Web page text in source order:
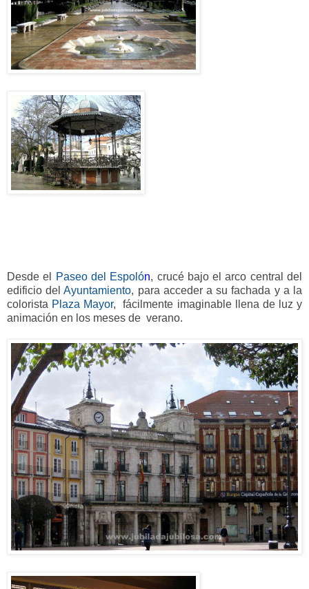
Desde el Paseo del Espolón, crucé bajo el arco central del
edificio del Ayuntamiento, para acceder a su fachada y a la
colorista Plaza Mayor, fácilmente imaginable llena de luz y
animación en los meses de verano.